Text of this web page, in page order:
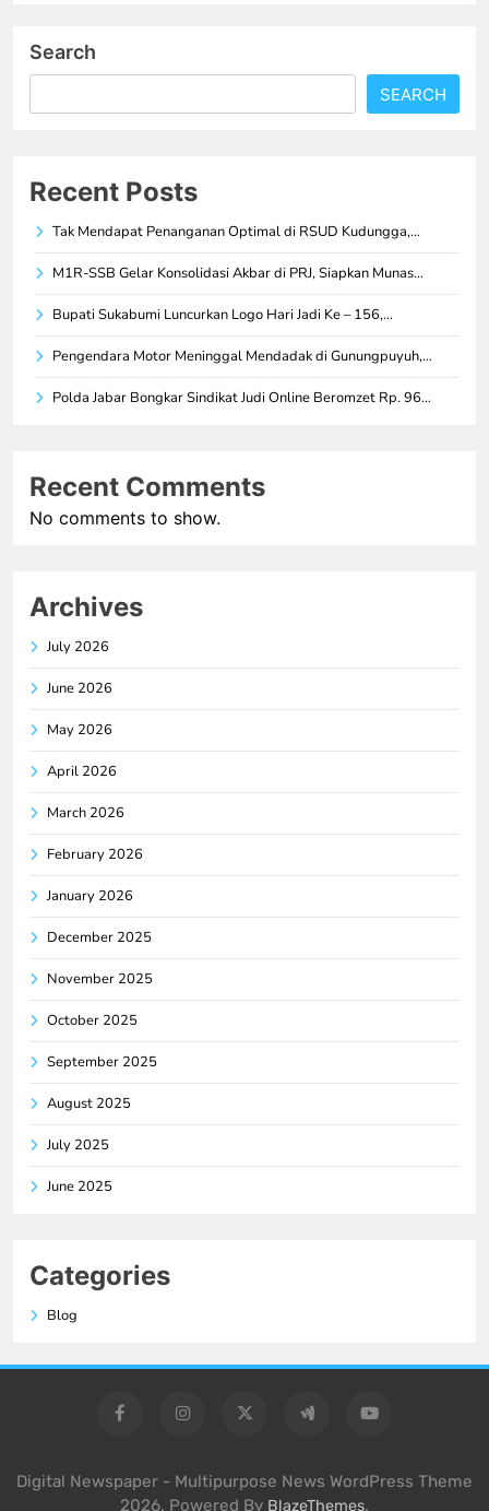
Search
SEARCH
Recent Posts
Tak Mendapat Penanganan Optimal di RSUD Kudungga,…
M1R-SSB Gelar Konsolidasi Akbar di PRJ, Siapkan Munas…
Bupati Sukabumi Luncurkan Logo Hari Jadi Ke – 156,…
Pengendara Motor Meninggal Mendadak di Gunungpuyuh,…
Polda Jabar Bongkar Sindikat Judi Online Beromzet Rp. 96…
Recent Comments
No comments to show.
Archives
July 2026
June 2026
May 2026
April 2026
March 2026
February 2026
January 2026
December 2025
November 2025
October 2025
September 2025
August 2025
July 2025
June 2025
Categories
Blog
Digital Newspaper - Multipurpose News WordPress Theme
2026. Powered By BlazeThemes.